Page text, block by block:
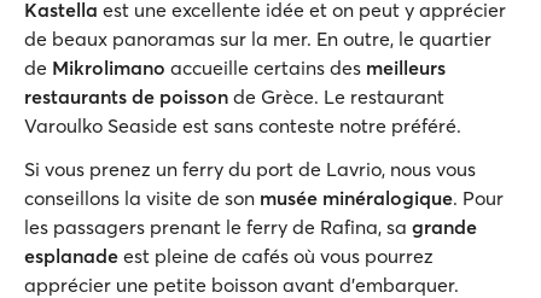
Kastella est une excellente idée et on peut y apprécier
de beaux panoramas sur la mer. En outre, le quartier
de Mikrolimano accueille certains des meilleurs
restaurants de poisson de Grèce. Le restaurant
Varoulko Seaside est sans conteste notre préféré.
Si vous prenez un ferry du port de Lavrio, nous vous
conseillons la visite de son musée minéralogique. Pour
les passagers prenant le ferry de Rafina, sa grande
esplanade est pleine de cafés où vous pourrez
apprécier une petite boisson avant d'embarquer.